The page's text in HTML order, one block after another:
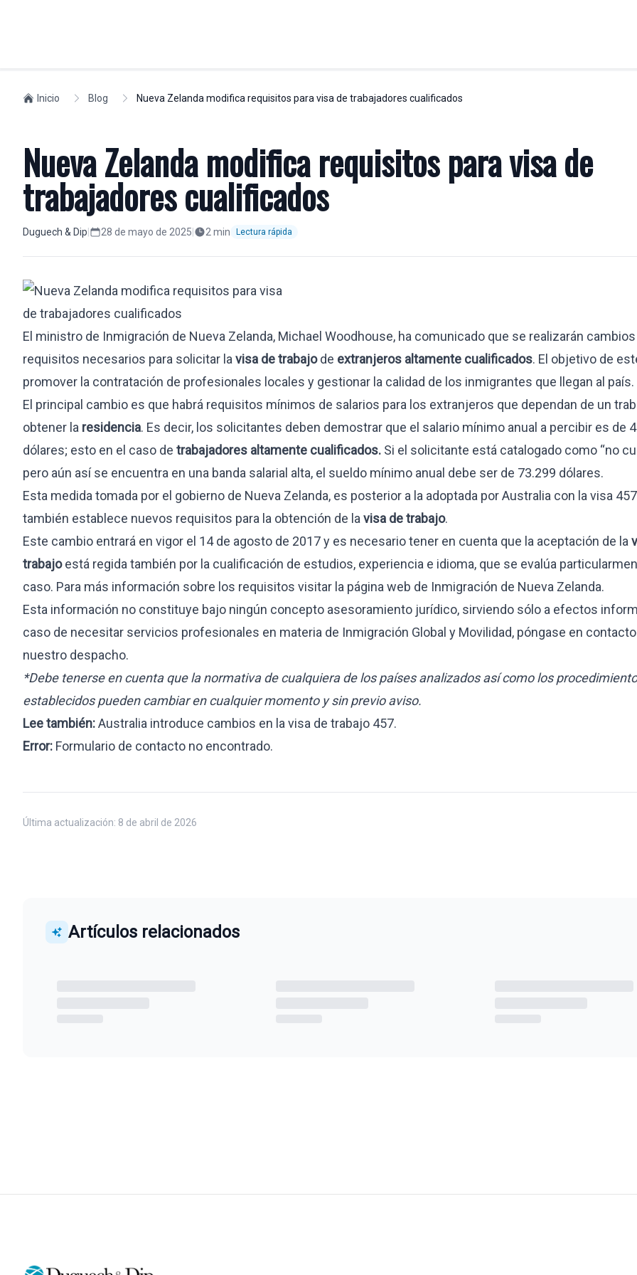
PARTICULARES
Golden Visa
Residencia no lucrativa
Permiso de trabajo
Ciudadanos europeos
Nacionalidad
Estudiantes
Despidos laborales
Visa estudiante internacional
Visa búsqueda de empleo
Residencia larga duración
Prácticas profesionales
MOVILIDAD LABORAL
Visados
Seguridad Social
Expatriados
Relocation
Formar una empresa
Profesionales altamente cualificados
Desplazamiento trabajadores
Despidos
INMOBILIARIO
Compraventa
Arrendamiento
Inversión y residencia
Due diligence
Herencias y activos
Urbanismo
OTROS SERVICIOS
Paquete 360
Sucesiones internacionales
Gestión de testamentos
Inicio Blog Nueva Zelanda modifica requisitos para visa de trabajadores cualificados
Nueva Zelanda modifica requisitos para visa de
trabajadores cualificados
Duguech & Dip 28 de mayo de 2025 2 min Lectura rápida
El ministro de Inmigración de Nueva Zelanda, Michael Woodhouse, ha comunicado que se realizarán
requisitos necesarios para solicitar la visa de trabajode extranjeros altamente cualificados. El objetivo de
promover la contratación de profesionales locales y gestionar la calidad de los inmigrantes que llegan al país.
El principal cambio es que habrá requisitos mínimos de salarios para los extranjeros que dependan de un
obtener la residencia. Es decir, los solicitantes deben demostrar que el salario mínimo anual a percibir es de
dólares; esto en el caso de trabajadores altamente cualificados. Si el solicitante está catalogado como “no
pero aún así se encuentra en una banda salarial alta, el sueldo mínimo anual debe ser de 73.299 dólares.
Esta medida tomada por el gobierno de Nueva Zelanda, es posterior a la adoptada por Australia con la visa 457
también establece nuevos requisitos para la obtención de la visa de trabajo.
Este cambio entrará en vigor el 14 de agosto de 2017 y es necesario tener en cuenta que la aceptación de la
trabajoestá regida también por la cualificación de estudios, experiencia e idioma, que se evalúa
caso. Para más información sobre los requisitos visitar la página web de Inmigración de Nueva Zelanda.
Esta información no constituye bajo ningún concepto asesoramiento jurídico, sirviendo sólo a efectos
caso de necesitar servicios profesionales en materia de Inmigración Global y Movilidad, póngase en contacto
nuestro despacho.
*Debe tenerse en cuenta que la normativa de cualquiera de los países analizados así como los
establecidos pueden cambiar en cualquier momento y sin previo aviso.
Lee también:Australia introduce cambios en la visa de trabajo 457.
Error: Formulario de contacto no encontrado.
Última actualización: 8 de abril de 2026
Artículos relacionados